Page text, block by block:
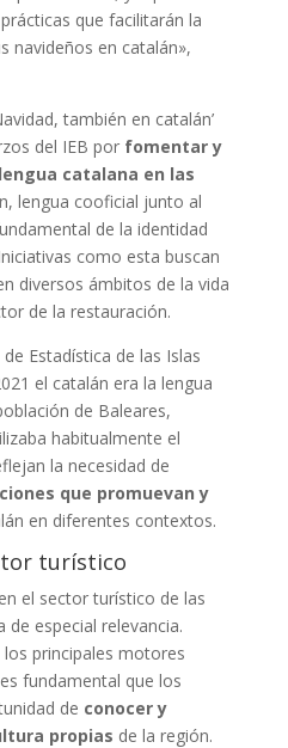
que facilitarán la
navideños en catalán»,
también en catalán’
del IEB porfomentar y
catalana en las
lengua cooficial junto al
de la identidad
como esta buscan
diversos ámbitos de la vida
de la restauración.
Estadística de las Islas
el catalán era la lengua
de Baleares,
habitualmente el
la necesidad de
que promuevan y
en diferentes contextos.
turístico
el sector turístico de las
de especial relevancia.
principales motores
fundamental que los
de conocer y
propias de la región.